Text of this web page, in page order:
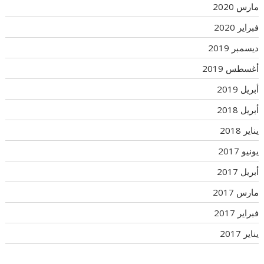
مارس 2020
فبراير 2020
ديسمبر 2019
أغسطس 2019
أبريل 2019
أبريل 2018
يناير 2018
يونيو 2017
أبريل 2017
مارس 2017
فبراير 2017
يناير 2017